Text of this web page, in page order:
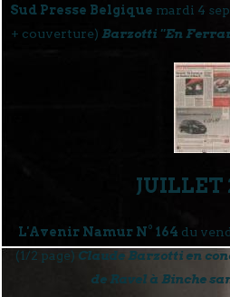
Sud Presse Belgique mardi 4
+ couverture) Barzotti "En
JUILLET
L'Avenir Namur N° 164 du
(1/2 page) Claude Barzotti en
de Ravel à Binche